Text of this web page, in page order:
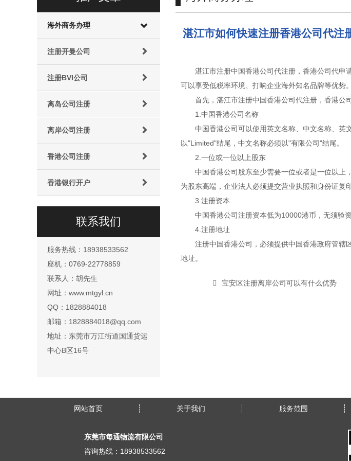
海外商务办理
注册开曼公司
注册BVI公司
离岛公司注册
离岸公司注册
香港公司注册
香港银行开户
联系我们
服务热线：18938533562
座机：0769-22778859
联系人：胡先生
网址：www.mtgyl.cn
QQ：1828884018
邮箱：1828884018@qq.com
地址：东莞市万江街道国通货运
中心B区16号
湛江市如何快速注册香港公司代注
湛江市注册中国香港公司代注册，香港公司代申
可以享受低税率环境、打响企业海外知名品牌等优势
首先，湛江市注册中国香港公司代注册，香港公
1.中国香港公司名称
中国香港公司可以使用英文名称、中文名称、英
以"Limited"结尾，中文名称必须以"有限公司"结尾。
2.一位或一位以上股东
中国香港公司股东至少需要一位或者是一位以上
为股东高端，企业法人必须提交营业执照和身份证复印
3.注册资本
中国香港公司注册资本低为10000港币，无须验资
4.注册地址
注册中国香港公司，必须提供中国香港政府管辖
地址。
宝安区注册离岸公司可以有什么优势
网站首页 关于我们 服务范围
东莞市每通物流有限公司
咨询热线：18938533562